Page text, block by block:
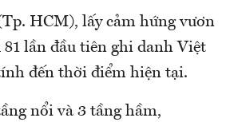
HCM), lấy cảm hứng vươn
lần đầu tiên ghi danh Việt
đến thời điểm hiện tại.
nổi và 3 tầng hầm,